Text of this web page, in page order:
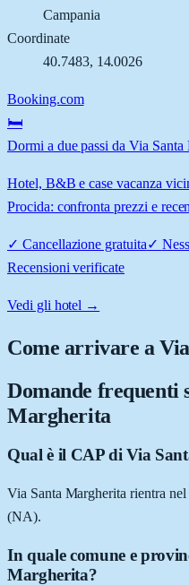
Campania
Coordinate
40.7483, 14.0026
Booking.com
🛏️
Dormi a due passi da Via Santa
Hotel, B&B e case vacanza
Procida: confronta prezzi e
✓ Cancellazione gratuita✓
Recensioni verificate
Vedi gli hotel →
Come arrivare a
Domande frequenti
Margherita
Qual è il CAP di Via
Via Santa Margherita rientra
(NA).
In quale comune e
Margherita?